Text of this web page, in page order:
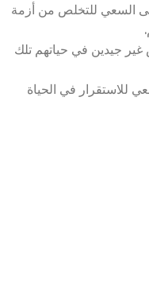
السعي للتخلص من أزمة
جيدين في حياتهم تلك
للاستقرار في الحياة